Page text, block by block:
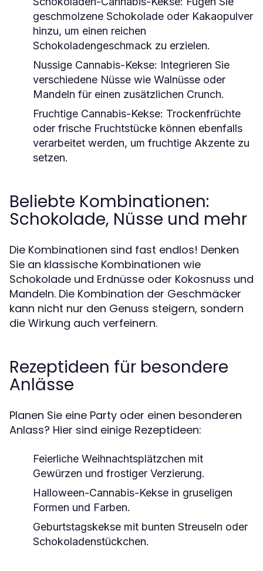
geschmolzene Schokolade oder Kakaopulver
hinzu, um einen reichen
Schokoladengeschmack zu erzielen.
Nussige Cannabis-Kekse: Integrieren Sie
verschiedene Nüsse wie Walnüsse oder
Mandeln für einen zusätzlichen Crunch.
Fruchtige Cannabis-Kekse: Trockenfrüchte
oder frische Fruchtstücke können ebenfalls
verarbeitet werden, um fruchtige Akzente zu
setzen.
Beliebte Kombinationen:
Schokolade, Nüsse und mehr
Die Kombinationen sind fast endlos! Denken
Sie an klassische Kombinationen wie
Schokolade und Erdnüsse oder Kokosnuss und
Mandeln. Die Kombination der Geschmäcker
kann nicht nur den Genuss steigern, sondern
die Wirkung auch verfeinern.
Rezeptideen für besondere
Anlässe
Planen Sie eine Party oder einen besonderen
Anlass? Hier sind einige Rezeptideen:
Feierliche Weihnachtsplätzchen mit
Gewürzen und frostiger Verzierung.
Halloween-Cannabis-Kekse in gruseligen
Formen und Farben.
Geburtstagskekse mit bunten Streuseln oder
Schokoladenstückchen.